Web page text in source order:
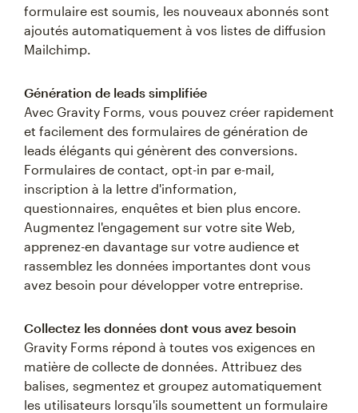
formulaire est soumis, les nouveaux abonnés sont
ajoutés automatiquement à vos listes de diffusion
Mailchimp.
Génération de leads simplifiée
Avec Gravity Forms, vous pouvez créer rapidement
et facilement des formulaires de génération de
leads élégants qui génèrent des conversions.
Formulaires de contact, opt-in par e-mail,
inscription à la lettre d'information,
questionnaires, enquêtes et bien plus encore.
Augmentez l'engagement sur votre site Web,
apprenez-en davantage sur votre audience et
rassemblez les données importantes dont vous
avez besoin pour développer votre entreprise.
Collectez les données dont vous avez besoin
Gravity Forms répond à toutes vos exigences en
matière de collecte de données. Attribuez des
balises, segmentez et groupez automatiquement
les utilisateurs lorsqu'ils soumettent un formulaire